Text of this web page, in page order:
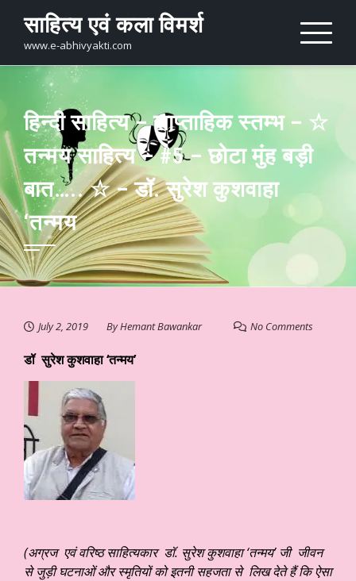
content
साहित्य एवं कला विमर्श
www.e-abhivyakti.com
हिन्दी साहित्य – साप्ताहिक स्तम्भ – ☆
तन्मय साहित्य – #5 – छोटा मुंह बड़ी
बात….. ☆ – डॉ. सुरेश कुशवाहा
‘तन्मय
July 2, 2019 ByHemant Bawankar No Comments
डॉ सुरेश कुशवाहा ‘तन्मय’
(अग्रज एवं वरिष्ठ साहित्यकार डॉ. सुरेश कुशवाहा ‘तन्मय’ जी जीवन
से जुड़ी घटनाओं और स्मृतियों को इतनी सहजता से लिख देते हैं कि ऐसा